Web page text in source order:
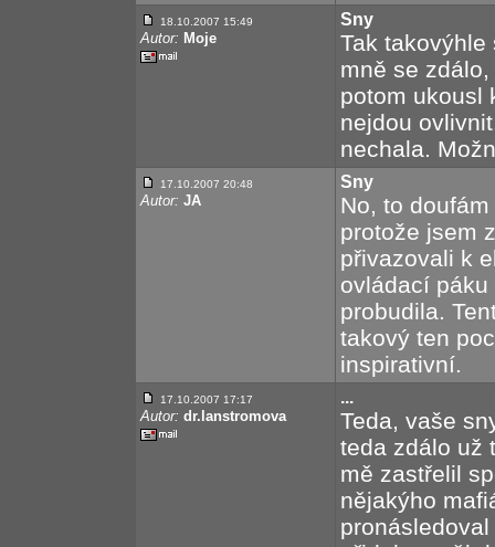
18.10.2007 15:49
Autor: Moje
Sny
Tak takovýhle
mně se
potom ukousl
nejdou
nechala.
17.10.2007 20:48
Autor: JA
Sny
No, to
protože jsem
přivazovali k
ovládací
probudila.
takový ten
inspirativní.
17.10.2007 17:17
Autor: dr.lanstromova
...
Teda, vaše
teda zdálo už
mě zastřelil
nějakýho